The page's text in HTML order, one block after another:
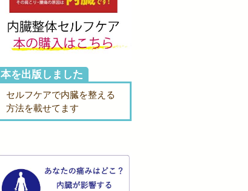
本を出版しました
セルフケアで内臓を整える
方法を載せてます